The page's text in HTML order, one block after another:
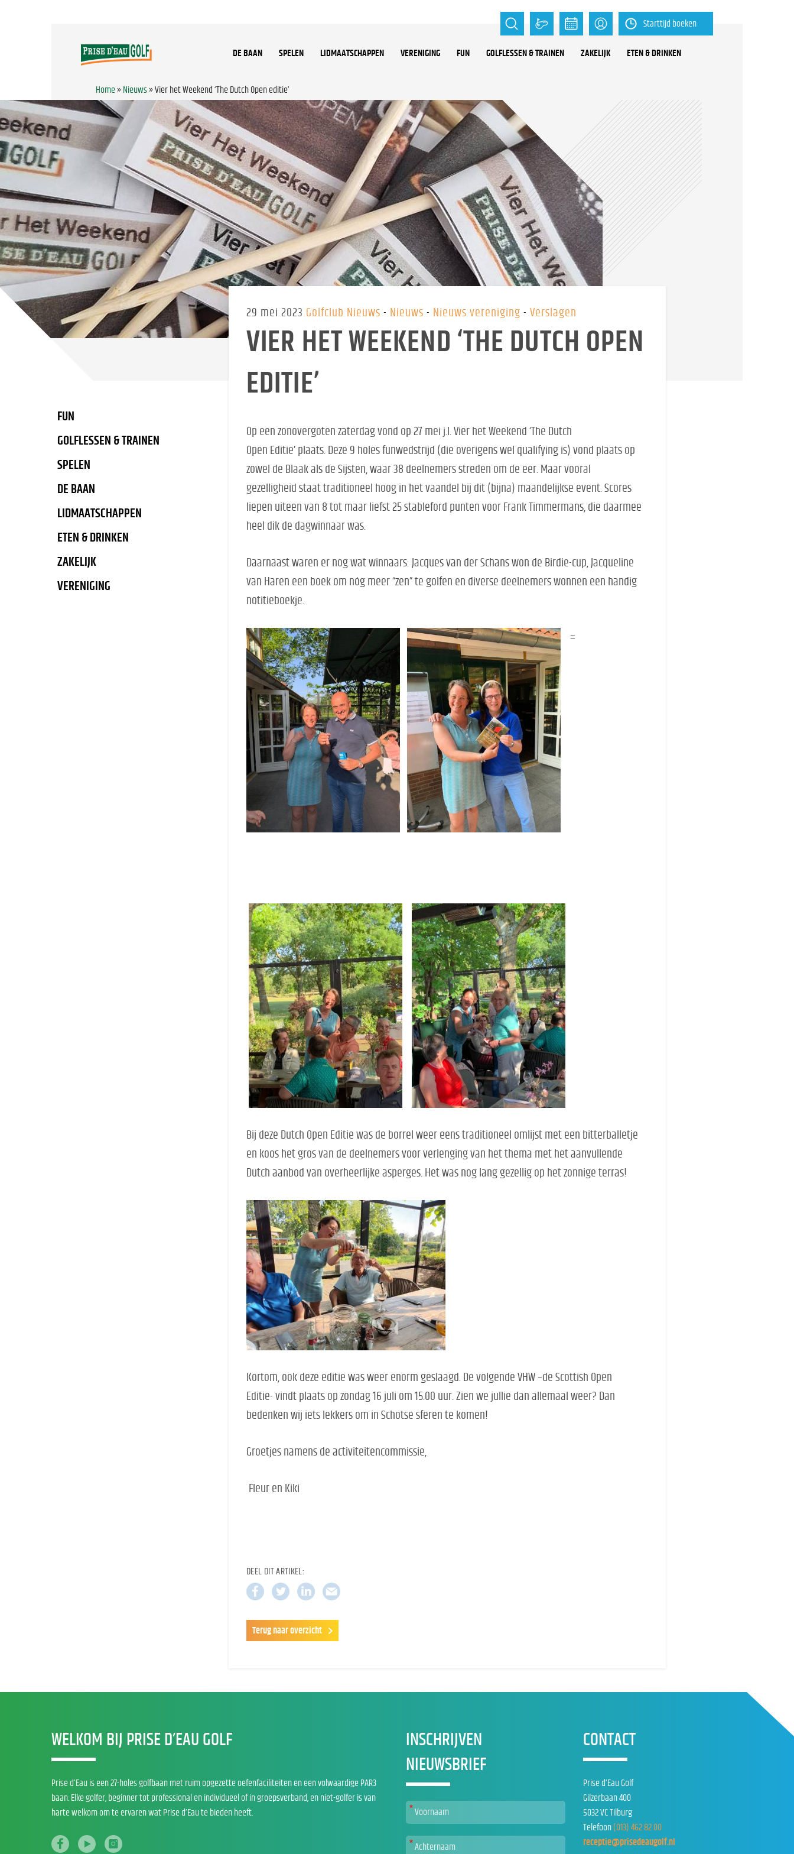
Starttijd boeken
DE BAAN SPELEN LIDMAATSCHAPPEN VERENIGING FUN GOLFLESSEN & TRAINEN ZAKELIJK ETEN & DRINKEN
Home» Nieuws»Vier het Weekend ‘The Dutch Open editie’
FUN
GOLFLESSEN & TRAINEN
SPELEN
DE BAAN
LIDMAATSCHAPPEN
ETEN & DRINKEN
ZAKELIJK
VERENIGING
29 mei 2023 Golfclub Nieuws Nieuws Nieuws vereniging Verslagen
VIER HET WEEKEND ‘THE DUTCH OPEN
EDITIE’
Op een zonovergoten zaterdag vond op 27 mei j.l. Vier het Weekend ‘The Dutch
Open Editie’ plaats. Deze 9 holes funwedstrijd (die overigens wel qualifying is) vond plaats op
zowel de Blaak als de Sijsten, waar 38 deelnemers streden om de eer. Maar vooral
gezelligheid staat traditioneel hoog in het vaandel bij dit (bijna) maandelijkse event. Scores
liepen uiteen van 8 tot maar liefst 25 stableford punten voor Frank Timmermans, die daarmee
heel dik de dagwinnaar was.
Daarnaast waren er nog wat winnaars: Jacques van der Schans won de Birdie-cup, Jacqueline
van Haren een boek om nóg meer “zen” te golfen en diverse deelnemers wonnen een handig
notitieboekje.
=
Bij deze Dutch Open Editie was de borrel weer eens traditioneel omlijst met een bitterballetje
en koos het gros van de deelnemers voor verlenging van het thema met het aanvullende
Dutch aanbod van overheerlijke asperges. Het was nog lang gezellig op het zonnige terras!
Kortom, ook deze editie was weer enorm geslaagd. De volgende VHW –de Scottish Open
Editie- vindt plaats op zondag 16 juli om 15.00 uur . Zien we jullie dan allemaal weer? Dan
bedenken wij iets lekkers om in Schotse sferen te komen!
Groetjes namens de activiteitencommissie,
Fleur en Kiki
DEEL DIT ARTIKEL:
Terug naar overzicht
WELKOM BIJ PRISE D’EAU GOLF
Prise d’Eau is een 27-holes golfbaan met ruim opgezette oefenfaciliteiten en een volwaardige PAR3
baan. Elke golfer, beginner tot professional en individueel of in groepsverband, en niet-golfer is van
harte welkom om te ervaren wat Prise d’Eau te bieden heeft.
INSCHRIJVEN
NIEUWSBRIEF
CONTACT
Prise d’Eau Golf
Gilzerbaan 400
5032 VC Tilburg
Telefoon (013) 462 82 00
receptie@prisedeaugolf.nl